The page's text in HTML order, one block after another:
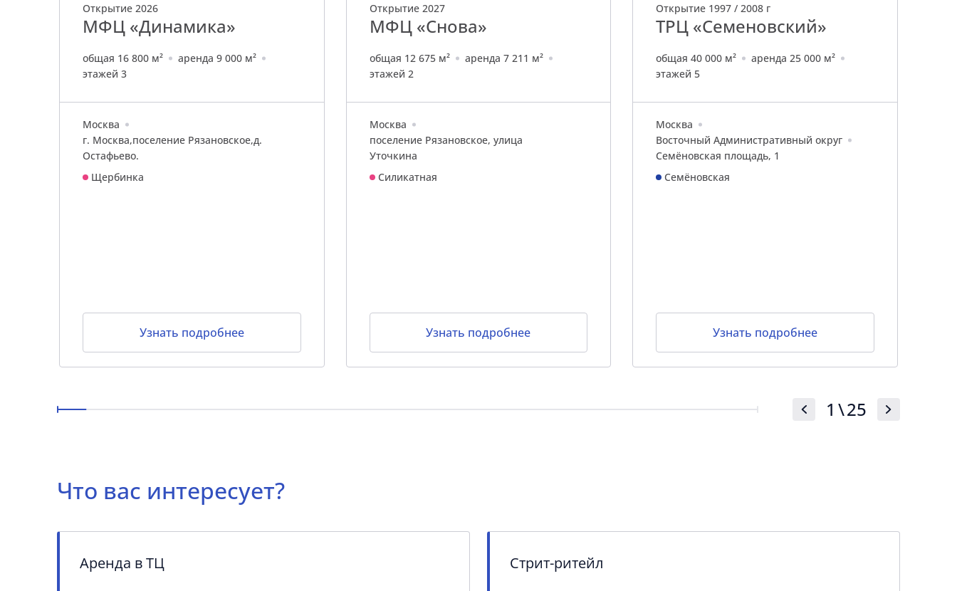
Открытие 2026
МФЦ «Динамика»
общая 16 800 м²
аренда 9 000 м²
этажей 3
Москва
г. Москва,поселение Рязановское,д.
Остафьево.
Щербинка
Узнать подробнее
Открытие 2027
МФЦ «Снова»
общая 12 675 м²
аренда 7 211 м²
этажей 2
Москва
поселение Рязановское, улица
Уточкина
Силикатная
Узнать подробнее
Открытие 1997 / 2008 г
ТРЦ «Семеновский»
общая 40 000 м²
аренда 25 000 м²
этажей 5
Москва
Восточный Административный округ
Семёновская площадь, 1
Семёновская
Узнать подробнее
1 \25
Что вас интересует?
Аренда в ТЦ Стрит-ритейл